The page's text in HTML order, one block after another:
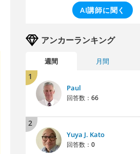
AI講師に聞く
アンカーランキング
週間 月間
1
Paul
回答数： 66
2
Yuya J. Kato
回答数： 0